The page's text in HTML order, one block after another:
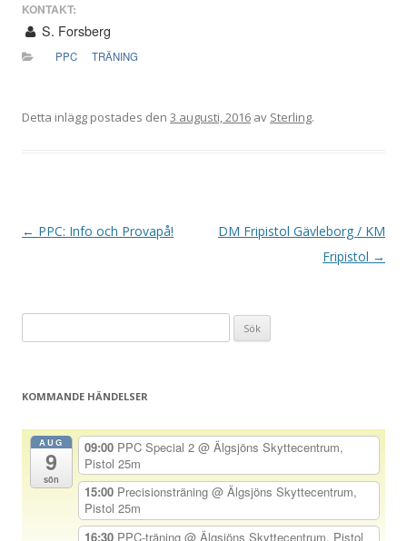
KONTAKT:
S. Forsberg
PPC TRÄNING
Detta inlägg postades den 3 augusti, 2016 av Sterling.
I
a
← PPC: Info och Provapå!
DM Fripistol Gävleborg / KM
Fripistol →
efter:
KOMMANDE HÄNDELSER
AUG
9
sön
09:00 PPC Special 2 @ Älgsjöns Skyttecentrum,
Pistol 25m
15:00 Precisionsträning @ Älgsjöns Skyttecentrum,
Pistol 25m
16:30 PPC-träning @ Älgsjöns Skyttecentrum, Pistol